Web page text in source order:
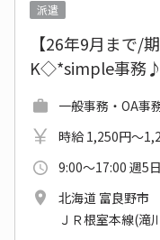
派遣
【26年9月まで/
K◇*simple事務♪
一般事務・OA事
時給 1,250円～
9:00～17:00 週5
北海道 富良野市
ＪＲ根室本線(滝